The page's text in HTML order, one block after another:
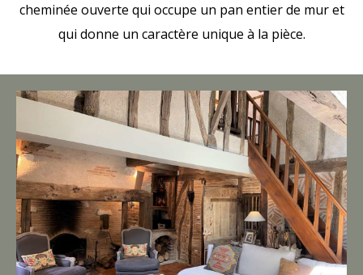
cheminée ouverte qui occupe un pan entier de mur et
qui donne un caractère unique à la pièce.